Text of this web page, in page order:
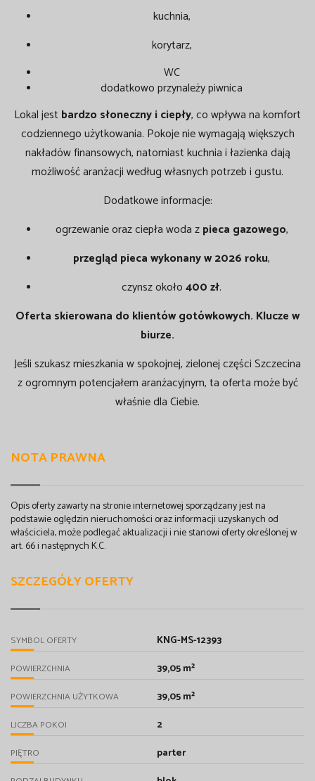
kuchnia,
korytarz,
WC
dodatkowo przynależy piwnica
Lokal jest bardzo słoneczny i ciepły, co wpływa na komfort
codziennego użytkowania. Pokoje nie wymagają większych
nakładów finansowych, natomiast kuchnia i łazienka dają
możliwość aranżacji według własnych potrzeb i gustu.
Dodatkowe informacje:
ogrzewanie oraz ciepła woda zpieca gazowego,
przegląd pieca wykonany w 2026 roku,
czynsz około400 zł.
Oferta skierowana do klientów gotówkowych. Klucze w
biurze.
Jeśli szukasz mieszkania w spokojnej, zielonej części Szczecina
z ogromnym potencjałem aranżacyjnym, ta oferta może być
właśnie dla Ciebie.
NOTA PRAWNA
Opis oferty zawarty na stronie internetowej sporządzany jest na
podstawie oględzin nieruchomości oraz informacji uzyskanych od
właściciela, może podlegać aktualizacji i nie stanowi oferty określonej w
art. 66 i następnych K.C.
SZCZEGÓŁY OFERTY
SYMBOL OFERTY KNG-MS-12393
POWIERZCHNIA 39,05 m²
POWIERZCHNIA UŻYTKOWA 39,05 m²
LICZBA POKOI 2
PIĘTRO parter